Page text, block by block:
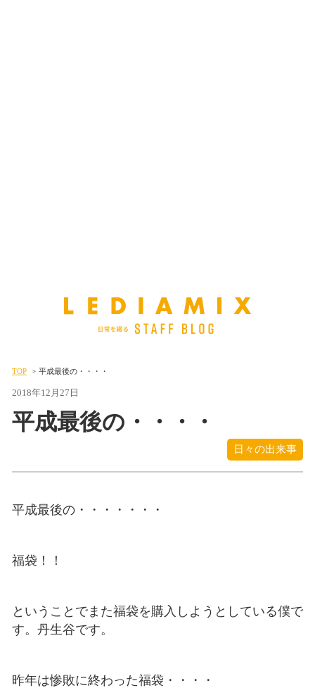
TOP 平成最後の・・・・
2018年12月27日
平成最後の・・・・
日々の出来事
平成最後の・・・・・・・
福袋！！
ということでまた福袋を購入しようとしている僕で
す。丹生谷です。
昨年は惨敗に終わった福袋・・・・